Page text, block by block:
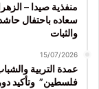
منفذية صيدا –
سعاده باحتفال
والثبات
15/07/2026
عمدة التربية
فلسطين” وتأكيد